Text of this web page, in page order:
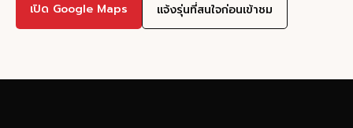
เปิด Google Maps แจ้งรุ่นที่สนใจก่อนเข้าชม